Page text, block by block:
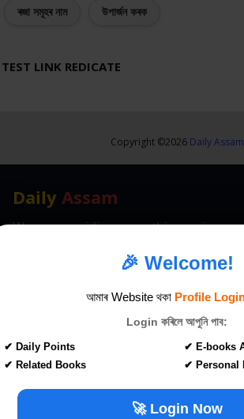
🎉 Welcome!
আমাৰ Website থকা Profile
Login কৰিলে আপুনি পাব:
✔ Daily Points
✔ Related Books
✔ E-books
✔ Personal
🚀 Login Now
ৰজা সমূহৰ নাম উপাৰ্জন কৰক
TEST LINK REDICATE
Copyright ©2026 Daily Assam
Daily Assam
We are providing something unique,
By giving students instant solutions
to make every student self-sufficient.
dailyassamofficial@gmail.com
About